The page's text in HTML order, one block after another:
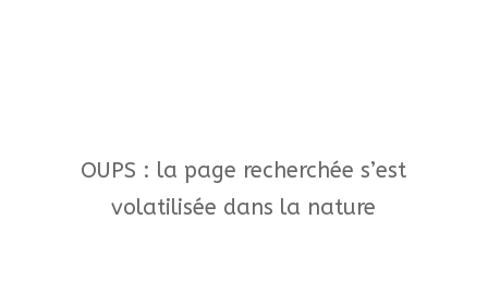
OUPS : la page recherchée s’est
volatilisée dans la nature